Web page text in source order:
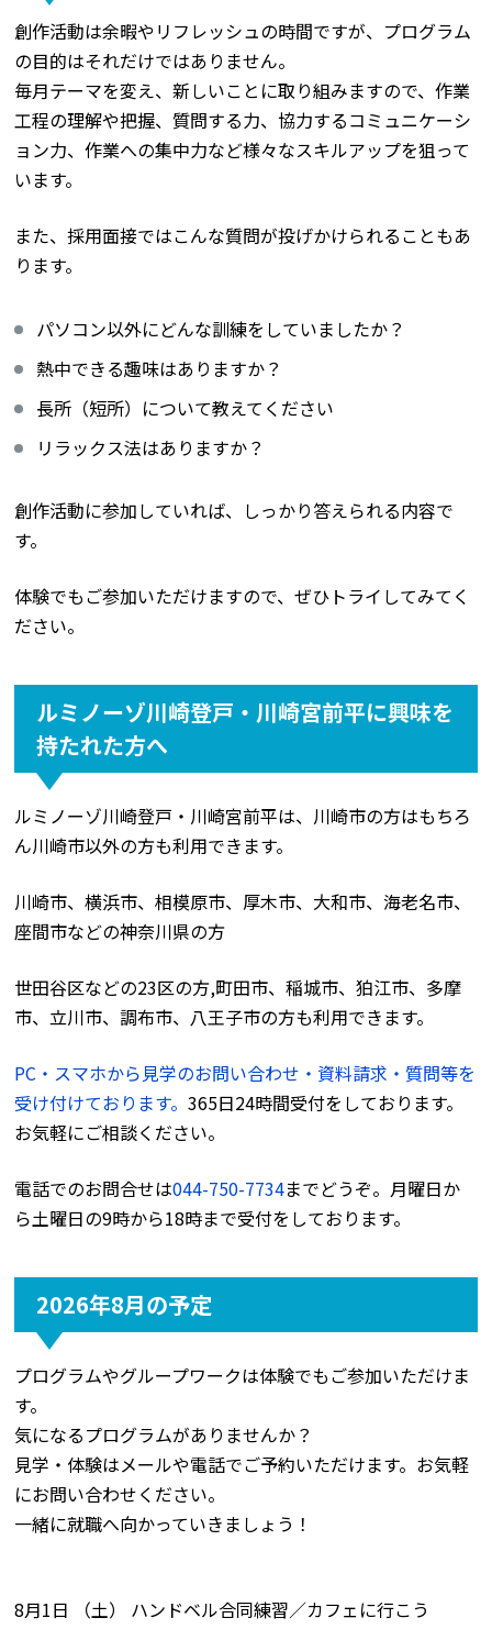
創作活動は余暇やリフレッシュの時間ですが、プログラム
の目的はそれだけではありません。
毎月テーマを変え、新しいことに取り組みますので、作業
工程の理解や把握、質問する力、協力するコミュニケーシ
ョン力、作業への集中力など様々なスキルアップを狙って
います。
また、採用面接ではこんな質問が投げかけられることもあ
ります。
パソコン以外にどんな訓練をしていましたか？
熱中できる趣味はありますか？
長所（短所）について教えてください
リラックス法はありますか？
創作活動に参加していれば、しっかり答えられる内容で
す。
体験でもご参加いただけますので、ぜひトライしてみてく
ださい。
ルミノーゾ川崎登戸・川崎宮前平に興味を
持たれた方へ
ルミノーゾ川崎登戸・川崎宮前平は、川崎市の方はもちろ
ん川崎市以外の方も利用できます。
川崎市、横浜市、相模原市、厚木市、大和市、海老名市、
座間市などの神奈川県の方
世田谷区などの23区の方,町田市、稲城市、狛江市、多摩
市、立川市、調布市、八王子市の方も利用できます。
PC・スマホから見学のお問い合わせ・資料請求・質問等を
受け付けております。365日24時間受付をしております。
お気軽にご相談ください。
電話でのお問合せは044-750-7734までどうぞ。月曜日か
ら土曜日の9時から18時まで受付をしております。
2026年8月の予定
プログラムやグループワークは体験でもご参加いただけま
す。
気になるプログラムがありませんか？
見学・体験はメールや電話でご予約いただけます。お気軽
にお問い合わせください。
一緒に就職へ向かっていきましょう！
8月1日 （土） ハンドベル合同練習／カフェに行こう